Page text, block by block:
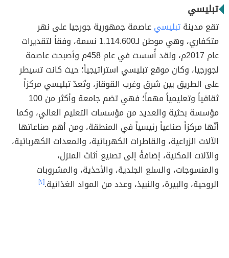
تبليسي
تقع مدينةتبليسيعاصمة جمهورية جورجيا على نهر
متكفاري، وهي موطن لـ1.114.600 نسمة، وفقاً لتقديرات
عام 2017م، ولقد أُسست في عام 458م وأصبحت عاصمة
لجورجيا، وكان موقع تبليسي استراتيجياً؛ حيث كانت تسيطر
على الطريق بين شرق وغرب القوقاز، وتُعدّ تبليسي مركزاً
ثقافياً وتعليمياً مهماً؛ فهي تضم جامعة وأكثر من 100
مؤسسة بحثية والعديد من مؤسسات التعليم العالي، وكما
أنّها مركزاً صناعياً رئيسياً في المنطقة، ومن أهم صناعاتها
الآلات الزراعية، والقاطرات الكهربائية، والمعدات الكهربائية،
والآلات المكنية، إضافةً إلى تصنيع أثاث المنزل،
والمنسوجات، والسلع الجلدية، والأحذية، والمشروبات
الروحية، والبيرة، والنبيذ، وعدد من المواد الغذائية.[٢]